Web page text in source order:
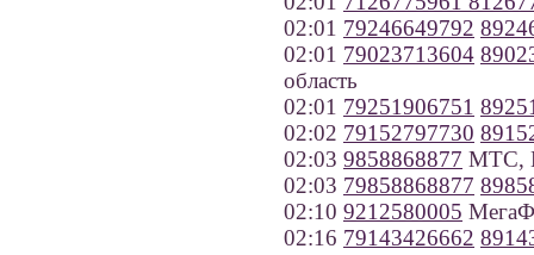
02:01 79246649792
02:01 79023713604
область
02:01 79251906751
02:02 79152797730
02:03 9858868877 МТС,
02:03 79858868877
02:10 9212580005
02:16 79143426662